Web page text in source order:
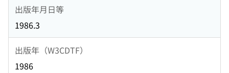
出版年月日等
1986.3
出版年（W3CDTF）
1986